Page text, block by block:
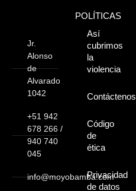
sorprendentes,
¡Descúbrelos!
Jr.
Alonso
de
Alvarado
1042
+51 942
678 266 /
940 740
045
info@moyobamba.com
POLÍTICAS
Así
cubrimos
la
violencia
Contáctenos
Código
de
ética
Privacidad
de datos